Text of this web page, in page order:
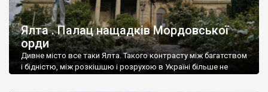
Ялта . Палац нащадків Мордовської
орди
Дивне місто все таки Ялта. Такого контрасту між багатством
і бідністю, між розкішшю і розрухою в Україні більше не